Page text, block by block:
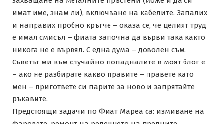
имат име, знам ли), включване на кабелите. Запалих
и направих пробно кръгче – оказа се, че целият труд
е имал смисъл – фиата започна да върви така както
никога не е вървял. С една дума – доволен съм.
Съветът ми към случайно попадналите в моят блог е
– ако не разбирате какво правите – правете като
мен – пригответе си парите за ново и запрятайте
ръкавите.
Предстоящи задачи по Фиат Мареа са: измиване на